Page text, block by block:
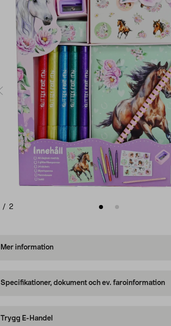
/ 2
Mer information
Specifikationer, dokument och ev. faroinformation
Trygg E-Handel